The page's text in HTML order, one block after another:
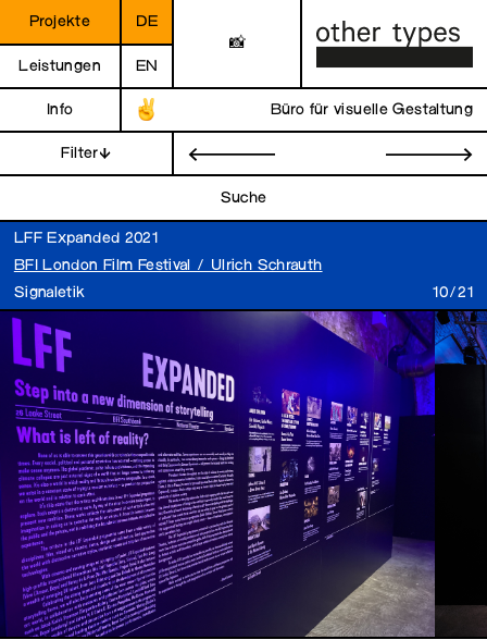
Projekte
Leistungen
Info
Filter
📸
Büro für visuelle Gestaltung
DE
EN
← →
Suche
LFF Expanded 2021
BFI London Film Festival / Ulrich Schrauth
Signaletik
10/21